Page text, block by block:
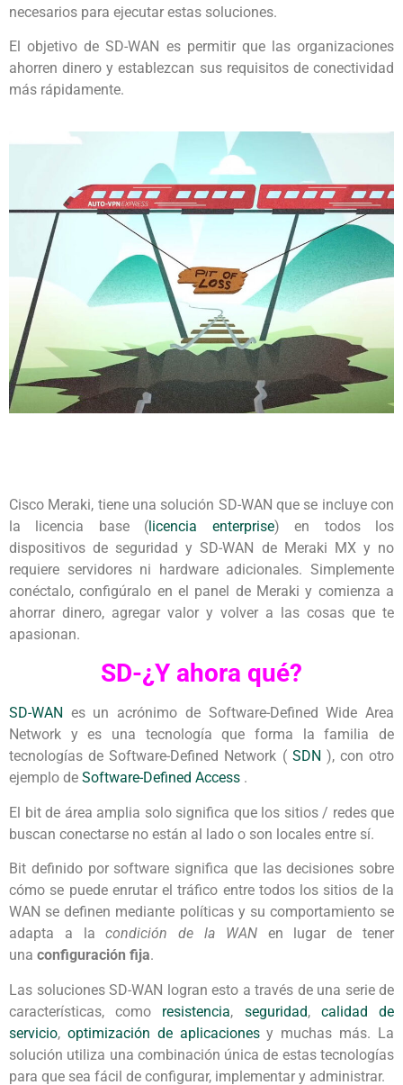
necesarios para ejecutar estas soluciones.
El objetivo de SD-WAN es permitir que las organizaciones
ahorren dinero y establezcan sus requisitos de conectividad
más rápidamente.
Cisco Meraki, tiene una solución SD-WAN que se incluye con
la licencia base (licencia enterprise) en todos los
dispositivos de seguridad y SD-WAN de Meraki MX y no
requiere servidores ni hardware adicionales. Simplemente
conéctalo, configúralo en el panel de Meraki y comienza a
ahorrar dinero, agregar valor y volver a las cosas que te
apasionan.
SD-¿Y ahora qué?
SD-WAN es un acrónimo de Software-Defined Wide Area
Network y es una tecnología que forma la familia de
tecnologías de Software-Defined Network ( SDN ), con otro
ejemplo de Software-Defined Access .
El bit de área amplia solo significa que los sitios / redes que
buscan conectarse no están al lado o son locales entre sí.
Bit definido por software significa que las decisiones sobre
cómo se puede enrutar el tráfico entre todos los sitios de la
WAN se definen mediante políticas y su comportamiento se
adapta a lacondición de la WANen lugar de tener
una configuración fija.
Las soluciones SD-WAN logran esto a través de una serie de
características, como resistencia, seguridad, calidad de
servicio, optimización de aplicacionesy muchas más. La
solución utiliza una combinación única de estas tecnologías
para que sea fácil de configurar, implementar y administrar.